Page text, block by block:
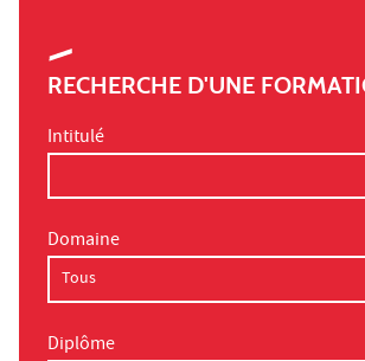
RECHERCHE D'UNE
Intitulé
Domaine
Diplôme